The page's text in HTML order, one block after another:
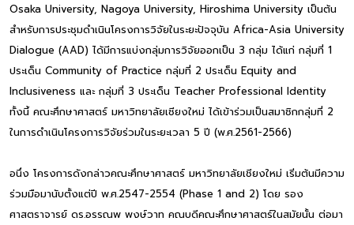
Osaka University, Nagoya University, Hiroshima University เป็นต้น
สำหรับการประชุมดำเนินโครงการวิจัยในระยะปัจจุบัน Africa-Asia University
Dialogue (AAD) ได้มีการแบ่งกลุ่มการวิจัยออกเป็น 3 กลุ่ม ได้แก่ กลุ่มที่ 1
ประเด็น Community of Practice กลุ่มที่ 2 ประเด็น Equity and
Inclusiveness และ กลุ่มที่ 3 ประเด็น Teacher Professional Identity
ทั้งนี้ คณะศึกษาศาสตร์ มหาวิทยาลัยเชียงใหม่ ได้เข้าร่วมเป็นสมาชิกกลุ่มที่ 2
ในการดำเนินโครงการวิจัยร่วมในระยะเวลา 5 ปี (พ.ศ.2561-2566)
อนึ่ง โครงการดังกล่าวคณะศึกษาศาสตร์ มหาวิทยาลัยเชียงใหม่ เริ่มต้นมีความ
ร่วมมือมานับตั้งแต่ปี พ.ศ.2547-2554 (Phase 1 and 2) โดย รอง
ศาสตราจารย์ ดร.อรรณพ พงษ์วาท คณบดีคณะศึกษาศาสตร์ในสมัยนั้น ต่อมา